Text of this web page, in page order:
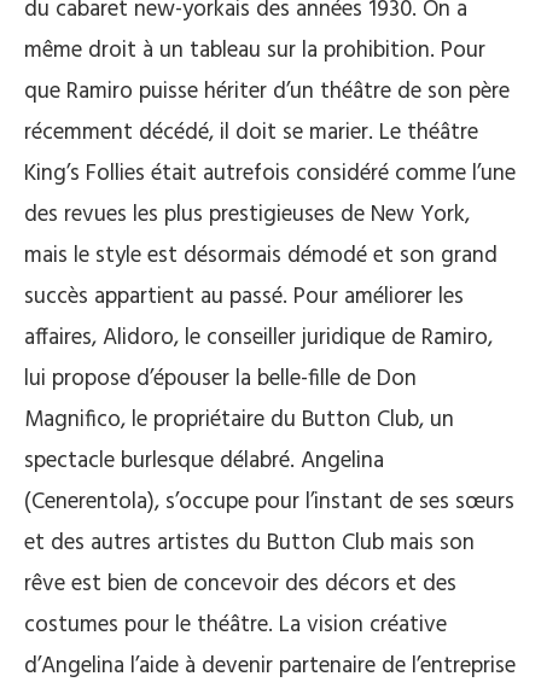
du cabaret new-yorkais des années 1930. On a
même droit à un tableau sur la prohibition. Pour
que Ramiro puisse hériter d’un théâtre de son père
récemment décédé, il doit se marier. Le théâtre
King’s Follies était autrefois considéré comme l’une
des revues les plus prestigieuses de New York,
mais le style est désormais démodé et son grand
succès appartient au passé. Pour améliorer les
affaires, Alidoro, le conseiller juridique de Ramiro,
lui propose d’épouser la belle-fille de Don
Magnifico, le propriétaire du Button Club, un
spectacle burlesque délabré. Angelina
(Cenerentola), s’occupe pour l’instant de ses sœurs
et des autres artistes du Button Club mais son
rêve est bien de concevoir des décors et des
costumes pour le théâtre. La vision créative
d’Angelina l’aide à devenir partenaire de l’entreprise